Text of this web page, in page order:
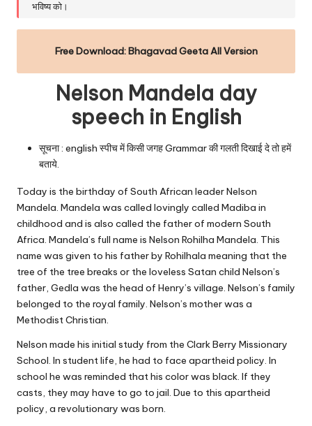
भविष्य को।
Free Download: Bhagavad Geeta All Version
Nelson Mandela day
speech in English
सूचना : english स्पीच में किसी जगह Grammar की गलती दिखाई दे तो हमें
बताये.
Today is the birthday of South African leader Nelson
Mandela. Mandela was called lovingly called Madiba in
childhood and is also called the father of modern South
Africa. Mandela’s full name is Nelson Rohilha Mandela. This
name was given to his father by Rohilhala meaning that the
tree of the tree breaks or the loveless Satan child Nelson’s
father, Gedla was the head of Henry’s village. Nelson’s family
belonged to the royal family. Nelson’s mother was a
Methodist Christian.
Nelson made his initial study from the Clark Berry Missionary
School. In student life, he had to face apartheid policy. In
school he was reminded that his color was black. If they
casts, they may have to go to jail. Due to this apartheid
policy, a revolutionary was born.